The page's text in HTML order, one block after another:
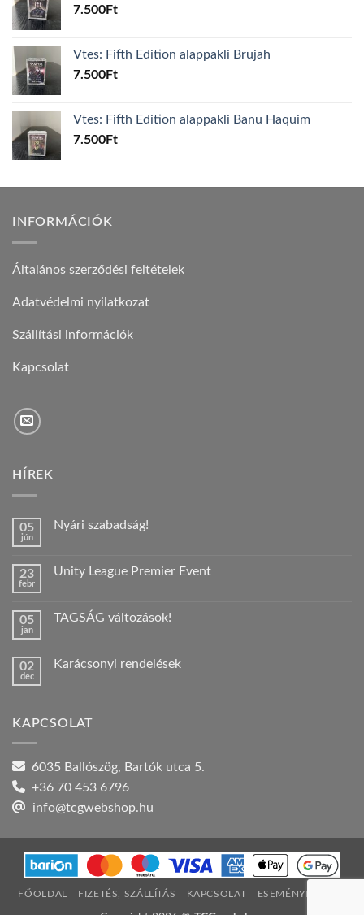
7.500Ft
Vtes: Fifth Edition alappakli Brujah
7.500Ft
Vtes: Fifth Edition alappakli Banu Haquim
7.500Ft
INFORMÁCIÓK
Általános szerződési feltételek
Adatvédelmi nyilatkozat
Szállítási információk
Kapcsolat
HÍREK
05
jún
Nyári szabadság!
Nyári
23
febr
Unity League Premier Event
Unity
bejegyzéshez
05
jan
TAGSÁG változások!
TAGSÁG
02
dec
Karácsonyi rendelések
rendelések
KAPCSOLAT
6035 Ballószög, Bartók utca 5.
+36 70 453 6796
info@tcgwebshop.hu
FŐOLDAL FIZETÉS, SZÁLLÍTÁS KAPCSOLAT ESEMÉNYNAPTÁR